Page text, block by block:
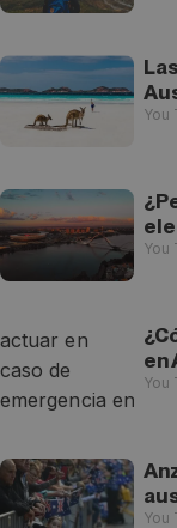
You
You
en
You
You